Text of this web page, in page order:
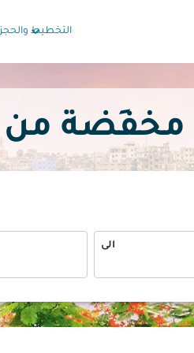
التخطيط والحجز
keyboard_arrow_down
الى